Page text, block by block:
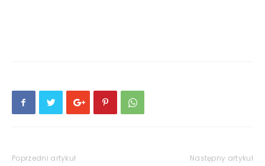
Poprzedni artykuł Następny artykuł